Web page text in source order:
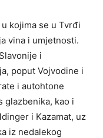
kojima se u Tvrđi
vina i umjetnosti.
i
poput Vojvodine i
i autohtone
kao i
i Kazamat, uz
iz nedalekog